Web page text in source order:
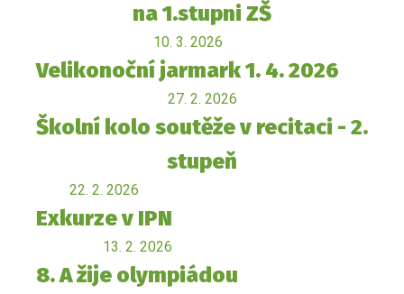
na 1.stupni ZŠ
10. 3. 2026
Velikonoční jarmark 1. 4. 2026
27. 2. 2026
Školní kolo soutěže v recitaci - 2.
stupeň
22. 2. 2026
Exkurze v IPN
13. 2. 2026
8. A žije olympiádou